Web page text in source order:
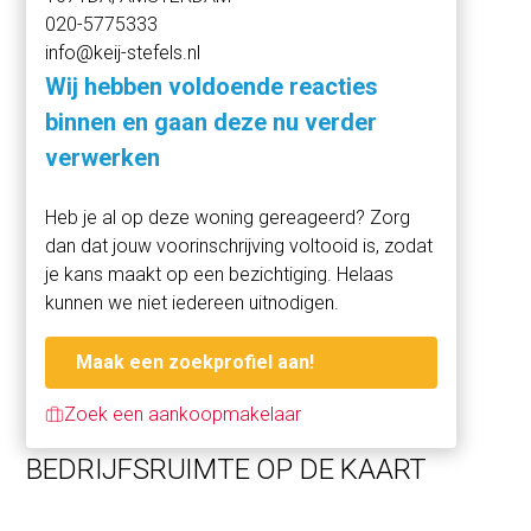
stedelijke levendigheid.
Wij nodigen u graag uit om de charme en het potentieel
van dit bijzondere object zelf te komen ervaren.
INDELING
op de plattegronden.
LIGGING & BEREIKBAARHEID
Op deze absolute toplocatie woont u in één van de
mooiste buurten van Amsterdam. Dankzij de talloze
winkelmogelijkheden, horecagelegenheden en cultuur- en
recreatiefaciliteiten zijn zowel de primaire als secundaire
levensbehoeften binnen handbereik.
Op een steenworp afstand bevinden zich de winkelstraten
020-5775333
info@keij-stefels.nl
Wij hebben voldoende reacties
binnen en gaan deze nu verder
verwerken
Heb je al op deze woning gereageerd? Zorg
dan dat jouw voorinschrijving voltooid is, zodat
je kans maakt op een bezichtiging. Helaas
kunnen we niet iedereen uitnodigen.
Maak een zoekprofiel aan!
Zoek een aankoopmakelaar
BEDRIJFSRUIMTE OP DE KAART